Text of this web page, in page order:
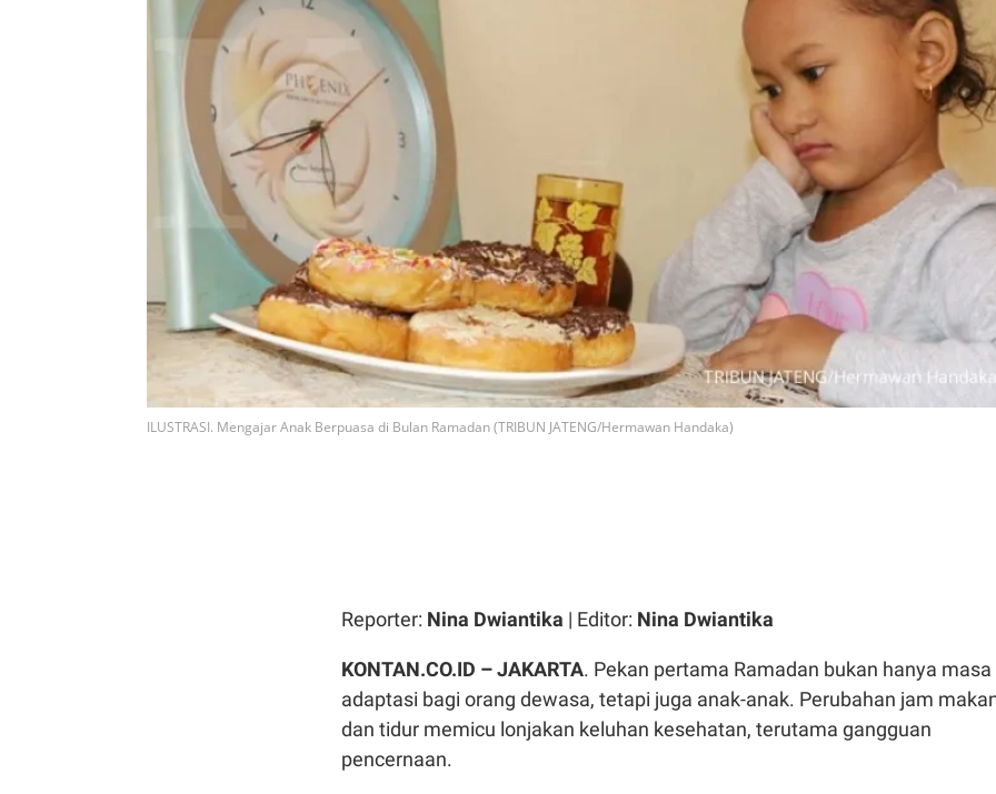
ILUSTRASI. Mengajar Anak Berpuasa di Bulan Ramadan (TRIBUN JATENG/Hermawan Handaka)
Reporter: Nina Dwiantika | Editor: Nina Dwiantika
KONTAN.CO.ID – JAKARTA. Pekan pertama Ramadan bukan hanya masa
adaptasi bagi orang dewasa, tetapi juga anak-anak. Perubahan jam
dan tidur memicu lonjakan keluhan kesehatan, terutama gangguan
pencernaan.